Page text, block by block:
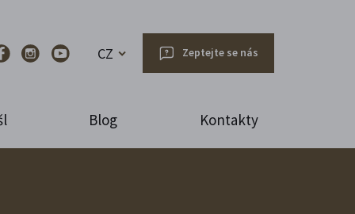
CZ Zeptejte se nás
Blog Kontakty